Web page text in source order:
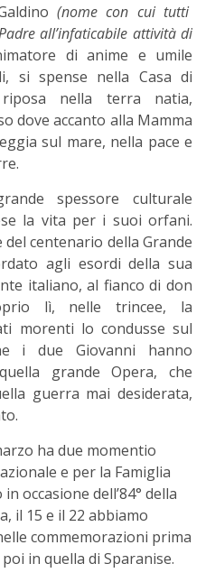
(nome con cui tutti
all’infaticabile attività di
di anime e umile
si spense nella Casa di
nella terra natia,
dove accanto alla Mamma
sul mare, nella pace e
spessore culturale
la vita per i suoi orfani.
del centenario della Grande
agli esordi della sua
italiano, al fianco di don
lì, nelle trincee, la
morenti lo condusse sul
i due Giovanni hanno
grande Opera, che
guerra mai desiderata,
ha due momentio
e per la Famiglia
occasione dell’84° della
il 15 e il 22 abbiamo
commemorazioni prima
in quella di Sparanise.